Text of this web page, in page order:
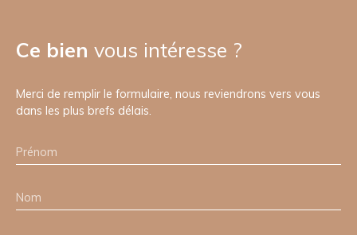
Ce bien vous intéresse ?
Merci de remplir le formulaire, nous reviendrons vers vous
dans les plus brefs délais.
Prénom
Nom